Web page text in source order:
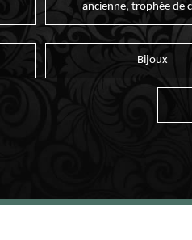
ancienne, trophée de
Bijoux